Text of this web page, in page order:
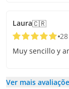
Laura🇨🇷
Muy sencillo y
Ver mais